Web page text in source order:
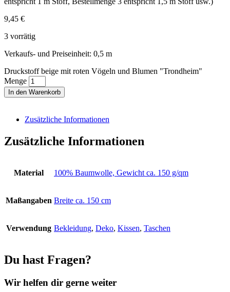
9,45 €
3 vorrätig
Verkaufs- und Preiseinheit: 0,5 m
Druckstoff beige mit roten Vögeln und Blumen "Trondheim"
Menge
In den Warenkorb
Zusätzliche Informationen
Zusätzliche Informationen
Material 100% Baumwolle, Gewicht ca. 150 g/qm
Maßangaben Breite ca. 150 cm
Verwendung Bekleidung, Deko, Kissen, Taschen
Du hast Fragen?
Wir helfen dir gerne weiter